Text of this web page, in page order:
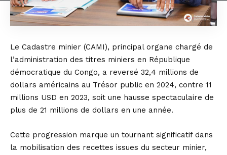
Le Cadastre minier (CAMI), principal organe chargé de
l’administration des titres miniers en République
démocratique du Congo, a reversé 32,4 millions de
dollars américains au Trésor public en 2024, contre 11
millions USD en 2023, soit une hausse spectaculaire de
plus de 21 millions de dollars en une année.
Cette progression marque un tournant significatif dans
la mobilisation des recettes issues du secteur minier,